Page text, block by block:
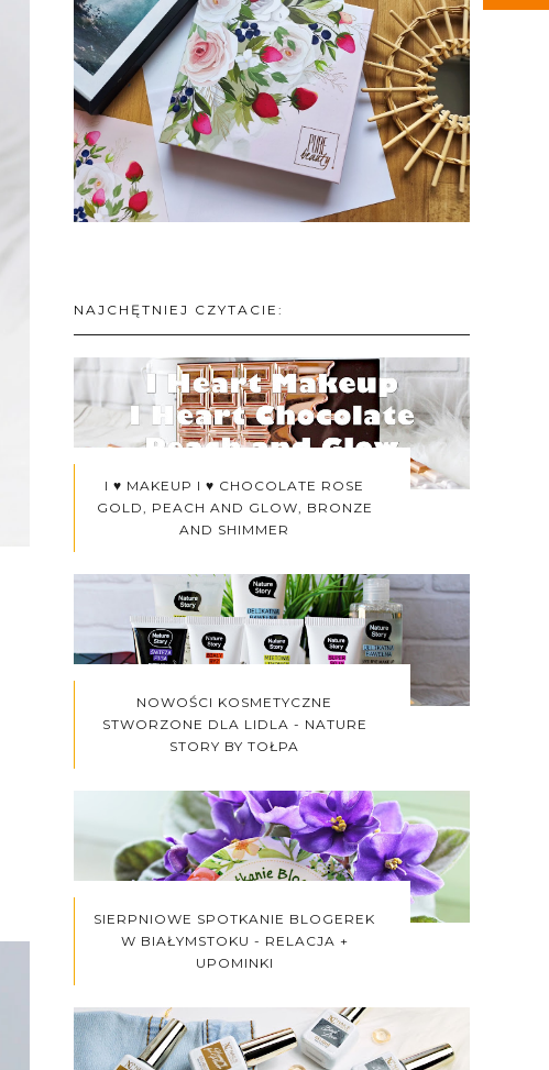
NAJCHĘTNIEJ CZYTACIE:
I ♥ MAKEUP I ♥ CHOCOLATE ROSE
GOLD, PEACH AND GLOW, BRONZE
AND SHIMMER
NOWOŚCI KOSMETYCZNE
STWORZONE DLA LIDLA - NATURE
STORY BY TOŁPA
SIERPNIOWE SPOTKANIE BLOGEREK
W BIAŁYMSTOKU - RELACJA +
UPOMINKI